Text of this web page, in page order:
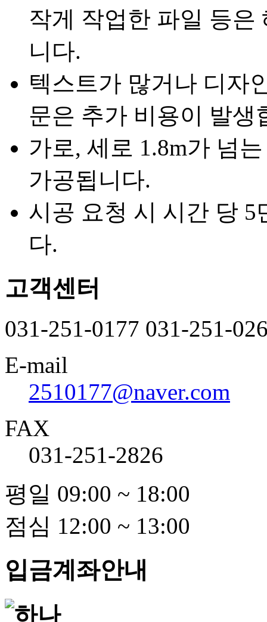
작게 작업한 파일 등은
니다.
텍스트가 많거나 디자
문은 추가 비용이 발생
가로, 세로 1.8m가 넘
가공됩니다.
시공 요청 시 시간 당
다.
고객센터
031-251-0177 031-251-
E-mail
2510177@naver.com
FAX
031-251-2826
평일 09:00 ~ 18:00
점심 12:00 ~ 13:00
입금계좌안내